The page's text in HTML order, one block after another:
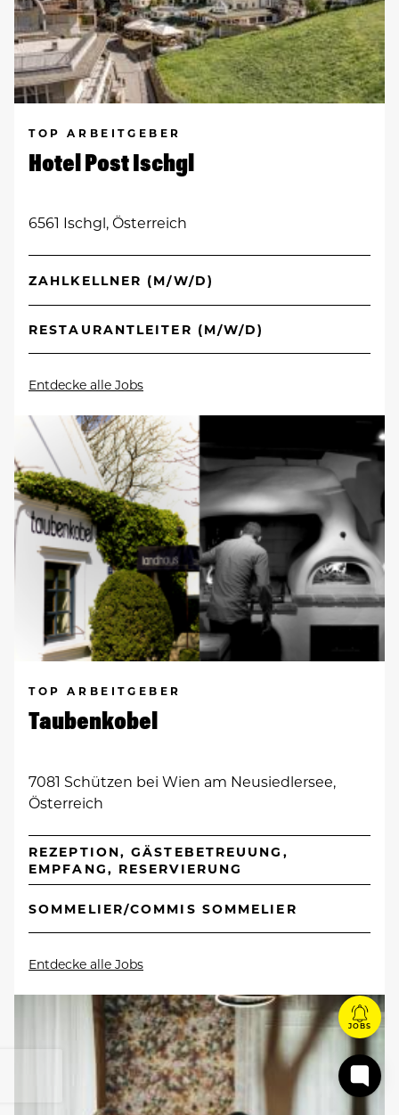
TOP ARBEITGEBER
Hotel Post Ischgl
6561 Ischgl, Österreich
ZAHLKELLNER (M/W/D)
RESTAURANTLEITER (M/W/D)
Entdecke alle Jobs
TOP ARBEITGEBER
Taubenkobel
7081 Schützen bei Wien am Neusiedlersee,
Österreich
REZEPTION, GÄSTEBETREUUNG,
EMPFANG, RESERVIERUNG
SOMMELIER/COMMIS SOMMELIER
Entdecke alle Jobs
JOBS